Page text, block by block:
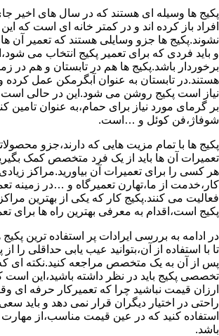
پکیج ها وسیله ای هستند که در سال های اخیر
افراد باز کرده اند و در کمتر خانه ای است که
نشوند.پکیج ها جزو وسایلی هستند که تعمیر آن
و باید فردی که برای تعمیر پکیج انتخاب می شود،از
برخوردار باشد.پکیج ها هم در تابستان و هم در
هستند.در تابستان به عنوان آبگرمکن عمل کرده
نیاز است پکیج روشن می شود.این در حالی است
بر گرمای مورد نیاز برای حمام،به عنوان تامین
شوفاژ،فن کوئل و …است.
پکیج ها با تمام مزیت هایی که دارند،جزو
تعمیرات آن ها باید از یک فرد متخصص کمک
هر کسی را برای تعمیرات آن بیاورید.مراکز
کار،خدمت از ما،تهارن تعمیرگاه و …در زمینه
فعالیت می کنند.پکیج کار که یکی از بهترین
پکیج است،اقدام به معرفی بهترین راه ها برای
در ادامه به بررسی ایرادات پر استفاده ترین
تا با استفاده از آن،بتوانید عیب یابی حداقلی را
پس از آن به یک متخصص مراجعه کنید.نکته ای
تخصصی پکیج باید در نظر داشته باشید،این است
ارزان قیمت نباشید چرا که تعمیرکار حرفه ای
راحتی در اختیار دیگران قرار نمی دهد و باید
استفاده کنید که در عین قیمت مناسب،از مهارت
باشد.